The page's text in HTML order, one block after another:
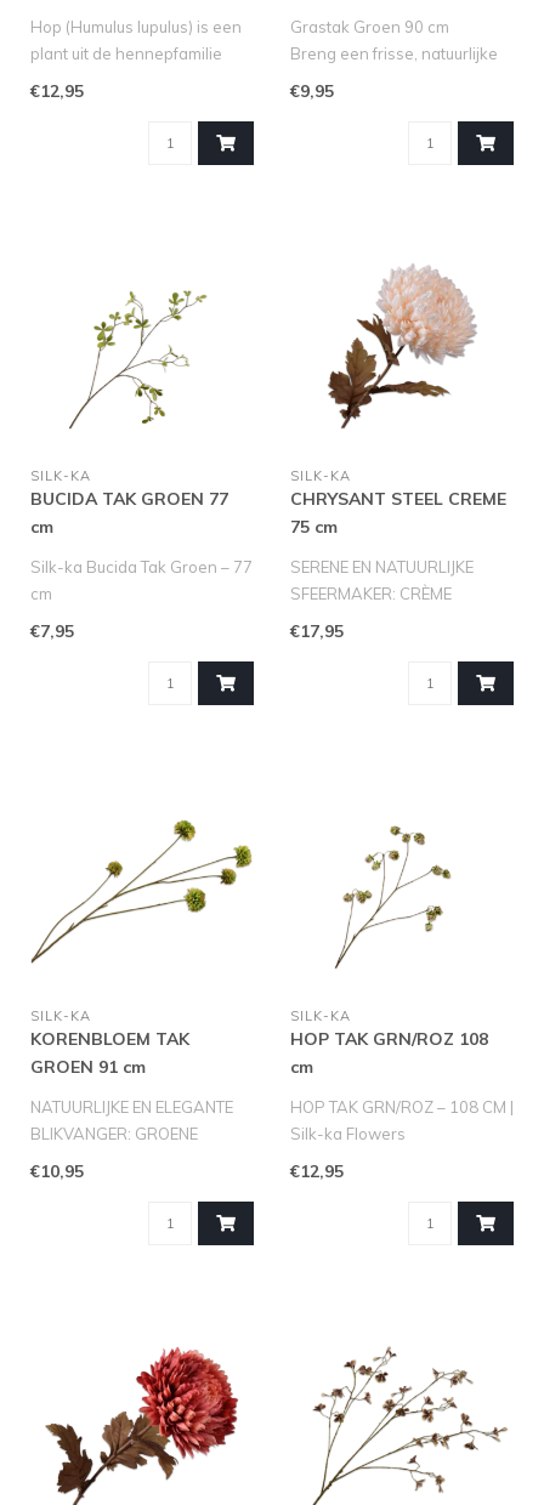
Hop (Humulus lupulus) is een
plant uit de hennepfamilie
€12,95
Grastak Groen 90 cm
Breng een frisse, natuurlijke
€9,95
SILK-KA
BUCIDA TAK GROEN 77
cm
Silk-ka Bucida Tak Groen – 77
cm
€7,95
SILK-KA
CHRYSANT STEEL CREME
75 cm
SERENE EN NATUURLIJKE
SFEERMAKER: CRÈME
€17,95
SILK-KA
KORENBLOEM TAK
GROEN 91 cm
NATUURLIJKE EN ELEGANTE
BLIKVANGER: GROENE
€10,95
SILK-KA
HOP TAK GRN/ROZ 108
cm
HOP TAK GRN/ROZ – 108 CM |
Silk-ka Flowers
€12,95